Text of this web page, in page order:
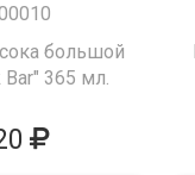
большой
Bar" 365 мл.